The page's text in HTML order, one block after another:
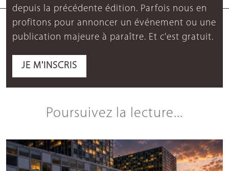
depuis la précédente édition. Parfois nous en
profitons pour annoncer un événement ou une
publication majeure à paraître. Et c'est gratuit.
JE M'INSCRIS
Poursuivez la lecture...